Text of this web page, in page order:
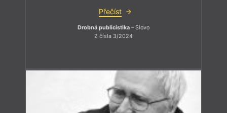
Přečíst
Drobná publicistika – Slovo
Z čísla 3/2024